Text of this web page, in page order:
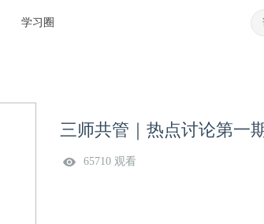
学习圈
三师共管｜热点讨论第一
65710 观看